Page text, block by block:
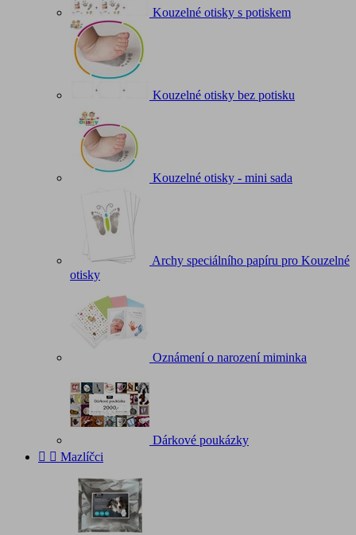
Kouzelné otisky s potiskem
Kouzelné otisky bez potisku
Kouzelné otisky - mini sada
Archy speciálního papíru pro Kouzelné
otisky
Oznámení o narození miminka
Dárkové poukázky
  Mazlíčci